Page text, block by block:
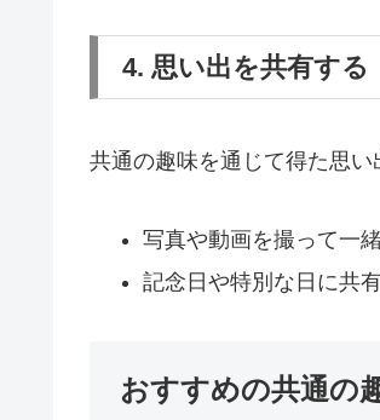
4. 思い出を共有する
共通の趣味を通じて得た思い
写真や動画を撮って一
記念日や特別な日に共
おすすめの共通の